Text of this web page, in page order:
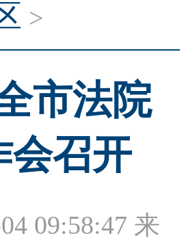
>
市法院
会召开
09:58:47 来